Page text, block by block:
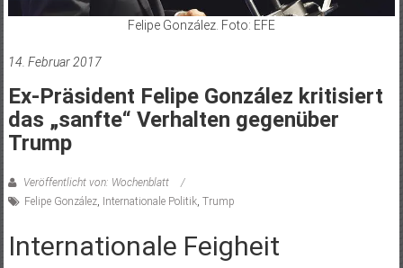
Felipe González. Foto: EFE
14. Februar 2017
Ex-Präsident Felipe González kritisiert
das „sanfte“ Verhalten gegenüber
Trump
Veröffentlicht von: Wochenblatt
Felipe González, Internationale Politik, Trump
Internationale Feigheit